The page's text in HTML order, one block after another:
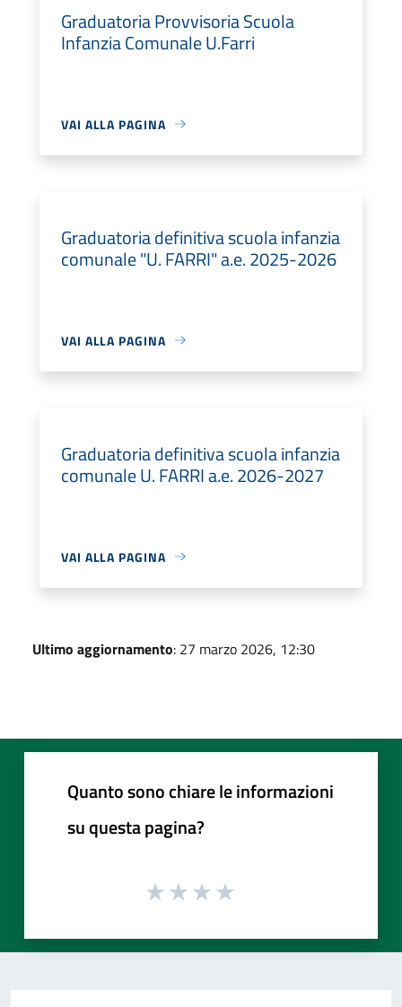
Graduatoria Provvisoria Scuola
Infanzia Comunale U.Farri
VAI ALLA PAGINA
Graduatoria definitiva scuola infanzia
comunale "U. FARRI" a.e. 2025-2026
VAI ALLA PAGINA
Graduatoria definitiva scuola infanzia
comunale U. FARRI a.e. 2026-2027
VAI ALLA PAGINA
Ultimo aggiornamento: 27 marzo 2026, 12:30
Quanto sono chiare le informazioni
su questa pagina?